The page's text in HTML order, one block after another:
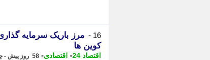
16 -
مرز باریک سرمایه
کوین ها
اقتصاد 24 - اقتصادی- 58 روز پیش - چهارشنبه 20 خرداد 1405، 11:37